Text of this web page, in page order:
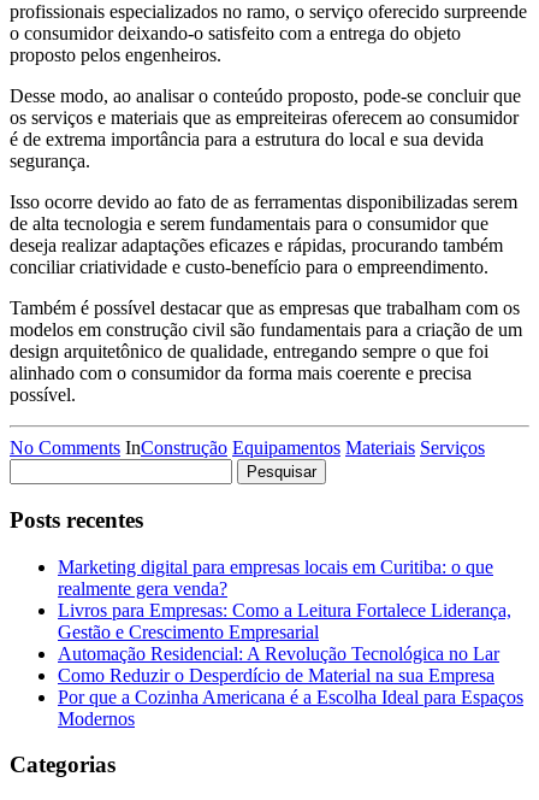
profissionais especializados no ramo, o serviço oferecido surpreende
o consumidor deixando-o satisfeito com a entrega do objeto
proposto pelos engenheiros.
Desse modo, ao analisar o conteúdo proposto, pode-se concluir que
os serviços e materiais que as empreiteiras oferecem ao consumidor
é de extrema importância para a estrutura do local e sua devida
segurança.
Isso ocorre devido ao fato de as ferramentas disponibilizadas serem
de alta tecnologia e serem fundamentais para o consumidor que
deseja realizar adaptações eficazes e rápidas, procurando também
conciliar criatividade e custo-benefício para o empreendimento.
Também é possível destacar que as empresas que trabalham com os
modelos em construção civil são fundamentais para a criação de um
design arquitetônico de qualidade, entregando sempre o que foi
alinhado com o consumidor da forma mais coerente e precisa
possível.
No Comments InConstrução Equipamentos Materiais Serviços
por:
Posts recentes
Marketing digital para empresas locais em Curitiba: o que
realmente gera venda?
Livros para Empresas: Como a Leitura Fortalece Liderança,
Gestão e Crescimento Empresarial
Automação Residencial: A Revolução Tecnológica no Lar
Como Reduzir o Desperdício de Material na sua Empresa
Por que a Cozinha Americana é a Escolha Ideal para Espaços
Modernos
Categorias